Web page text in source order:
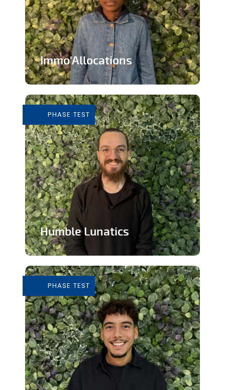
Immo'Allocations
les personnes touchant des...
En savoir plus
PHASE TEST
Humble Lunatics
éthique
En savoir plus
PHASE TEST